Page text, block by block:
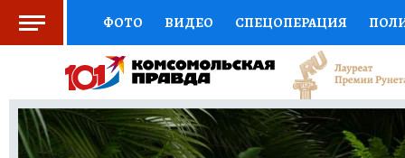
ФОТО ВИДЕО СПЕЦОПЕРАЦИЯ
СОЦПОДДЕРЖКА НАУКА СПОРТ
ВЫБОР ЭКСПЕРТОВ ДОКТОР